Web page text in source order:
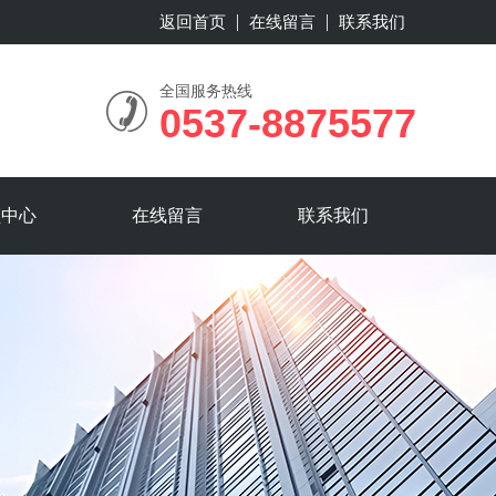
返回首页 在线留言 联系我们
全国服务热线
0537-8875577
心 在线留言 联系我们